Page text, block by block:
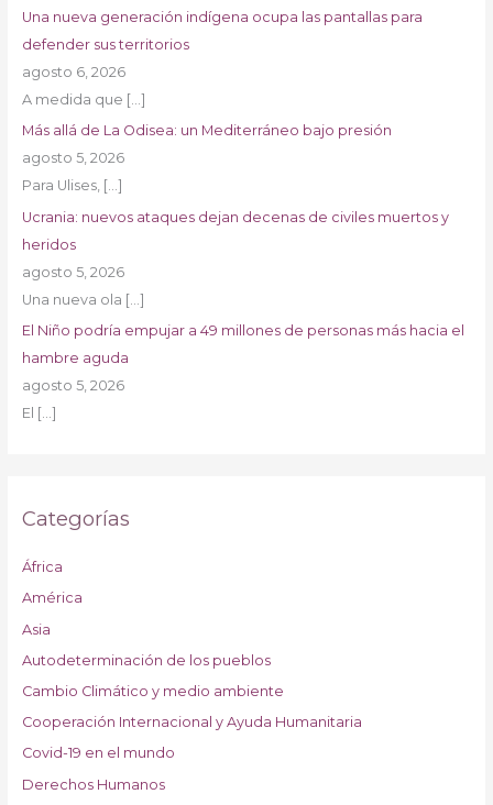
Una nueva generación indígena ocupa las pantallas para
defender sus territorios
agosto 6, 2026
A medida que […]
Más allá de La Odisea: un Mediterráneo bajo presión
agosto 5, 2026
Para Ulises, […]
Ucrania: nuevos ataques dejan decenas de civiles muertos y
heridos
agosto 5, 2026
Una nueva ola […]
El Niño podría empujar a 49 millones de personas más hacia el
hambre aguda
agosto 5, 2026
El […]
Categorías
África
América
Asia
Autodeterminación de los pueblos
Cambio Climático y medio ambiente
Cooperación Internacional y Ayuda Humanitaria
Covid-19 en el mundo
Derechos Humanos